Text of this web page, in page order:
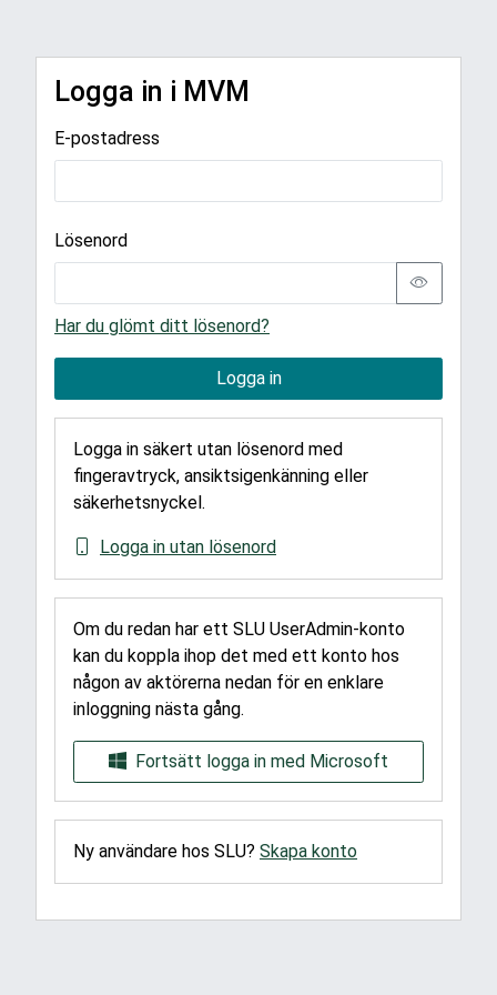
Logga in i MVM
E-postadress
Lösenord
Har du glömt ditt lösenord?
Logga in
Logga in säkert utan lösenord med
fingeravtryck, ansiktsigenkänning eller
säkerhetsnyckel.
Logga in utan lösenord
Om du redan har ett SLU UserAdmin-konto
kan du koppla ihop det med ett konto hos
någon av aktörerna nedan för en enklare
inloggning nästa gång.
Fortsätt logga in med Microsoft
Ny användare hos SLU? Skapa konto